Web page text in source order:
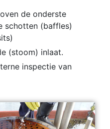
de onderste
schotten (baffles)
(stoom) inlaat.
inspectie van